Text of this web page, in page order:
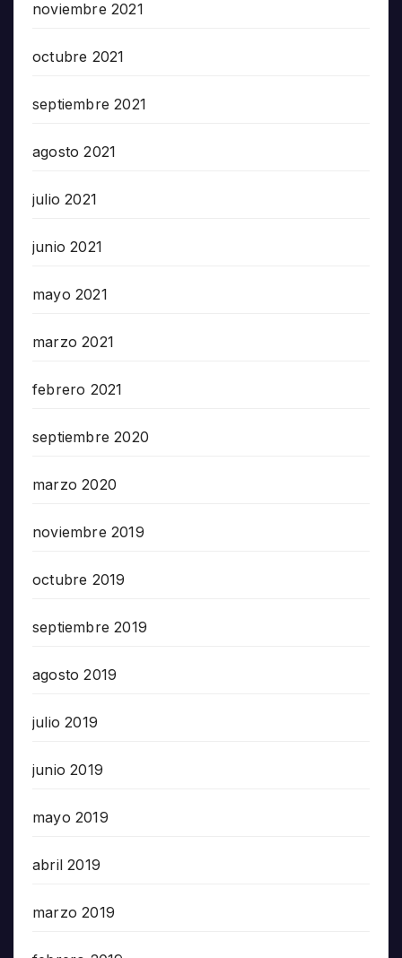
noviembre 2021
octubre 2021
septiembre 2021
agosto 2021
julio 2021
junio 2021
mayo 2021
marzo 2021
febrero 2021
septiembre 2020
marzo 2020
noviembre 2019
octubre 2019
septiembre 2019
agosto 2019
julio 2019
junio 2019
mayo 2019
abril 2019
marzo 2019